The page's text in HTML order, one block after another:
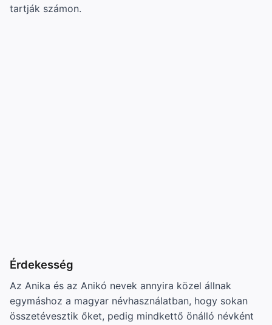
tartják számon.
Érdekesség
Az Anika és az Anikó nevek annyira közel állnak
egymáshoz a magyar névhasználatban, hogy sokan
összetévesztik őket, pedig mindkettő önálló névként